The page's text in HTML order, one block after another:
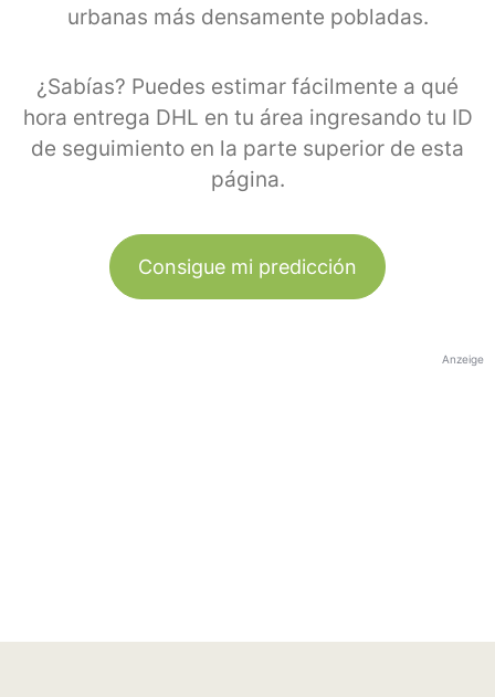
urbanas más densamente pobladas.
¿Sabías? Puedes estimar fácilmente a qué
hora entrega DHL en tu área ingresando tu ID
de seguimiento en la parte superior de esta
página.
Consigue mi predicción
Anzeige